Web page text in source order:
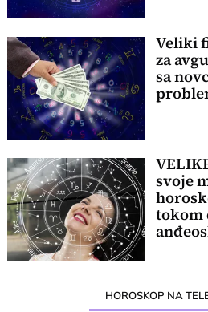
Veliki
za
sa
svoje
tokom
HOROSKOP NA